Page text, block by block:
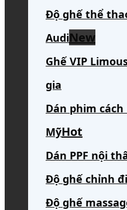
Độ ghế thể
Audi
Ghế VIP
gia
Dán phim
Mỹ
Dán PPF nội
Độ ghế chỉnh
Độ ghế